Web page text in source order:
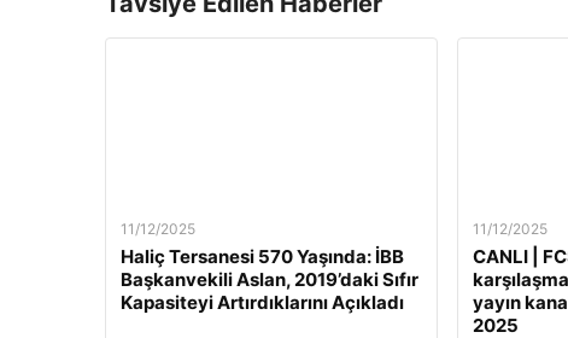
11/12/2025
Haliç Tersanesi 570 Yaşında: İBB
Başkanvekili Aslan, 2019’daki Sıfır
Kapasiteyi Artırdıklarını Açıkladı
11/12/2025
CANLI |
yayın
2025